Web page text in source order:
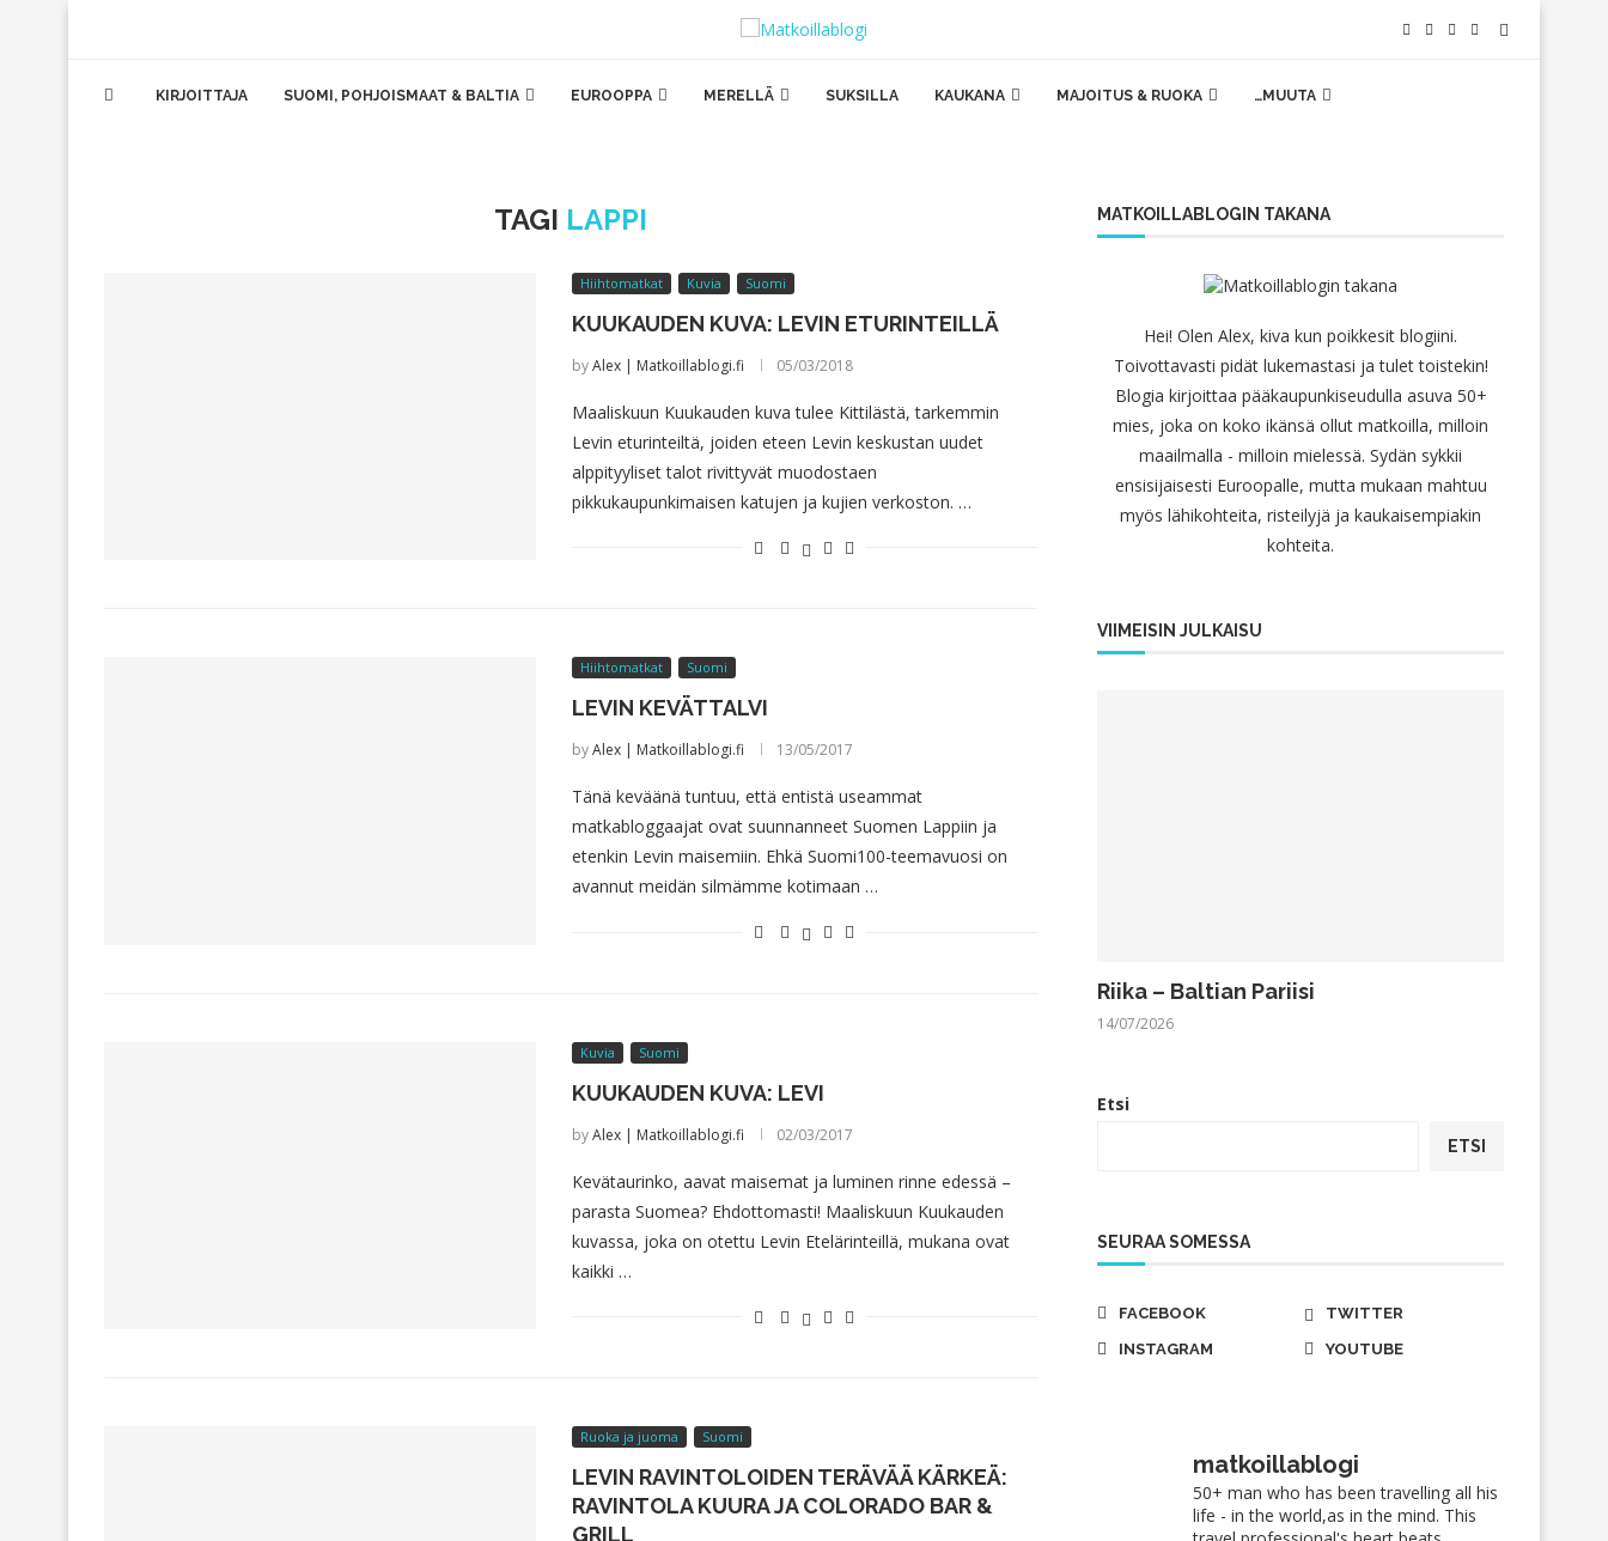
KIRJOITTAJA SUOMI, POHJOISMAAT & BALTIA EUROOPPA MERELLÄ SUKSILLA KAUKANA MAJOITUS & RUOKA …MUUTA
TAGI LAPPI
Hiihtomatkat Kuvia Suomi
KUUKAUDEN KUVA: LEVIN ETURINTEILLÄ
byAlex | Matkoillablogi.fi 05/03/2018
Maaliskuun Kuukauden kuva tulee Kittilästä, tarkemmin
Levin eturinteiltä, joiden eteen Levin keskustan uudet
alppityyliset talot rivittyvät muodostaen
pikkukaupunkimaisen katujen ja kujien verkoston. …
Hiihtomatkat Suomi
LEVIN KEVÄTTALVI
byAlex | Matkoillablogi.fi 13/05/2017
Tänä keväänä tuntuu, että entistä useammat
matkabloggaajat ovat suunnanneet Suomen Lappiin ja
etenkin Levin maisemiin. Ehkä Suomi100-teemavuosi on
avannut meidän silmämme kotimaan …
Kuvia Suomi
KUUKAUDEN KUVA: LEVI
byAlex | Matkoillablogi.fi 02/03/2017
Kevätaurinko, aavat maisemat ja luminen rinne edessä –
parasta Suomea? Ehdottomasti! Maaliskuun Kuukauden
kuvassa, joka on otettu Levin Etelärinteillä, mukana ovat
kaikki …
Ruoka ja juoma Suomi
LEVIN RAVINTOLOIDEN TERÄVÄÄ KÄRKEÄ:
RAVINTOLA KUURA JA COLORADO BAR &
GRILL
MATKOILLABLOGIN TAKANA
Hei! Olen Alex, kiva kun poikkesit blogiini.
Toivottavasti pidät lukemastasi ja tulet toistekin!
Blogia kirjoittaa pääkaupunkiseudulla asuva 50+
mies, joka on koko ikänsä ollut matkoilla, milloin
maailmalla - milloin mielessä. Sydän sykkii
ensisijaisesti Euroopalle, mutta mukaan mahtuu
myös lähikohteita, risteilyjä ja kaukaisempiakin
kohteita.
VIIMEISIN JULKAISU
Riika – Baltian Pariisi
14/07/2026
Etsi
ETSI
SEURAA SOMESSA
FACEBOOK
TWITTER
INSTAGRAM
YOUTUBE
matkoillablogi
50+ man who has been travelling all his
life - in the world,as in the mind. This